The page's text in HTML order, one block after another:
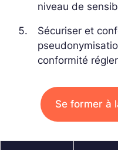
niveau de
Sécuriser et
conformité
Se former à